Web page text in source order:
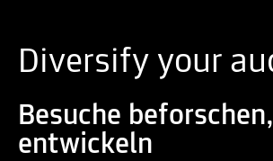
Diversify your
Besuche
entwickeln